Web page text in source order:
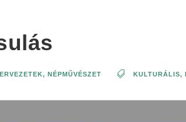
, NÉPMŰVÉSZET KULTURÁLIS,